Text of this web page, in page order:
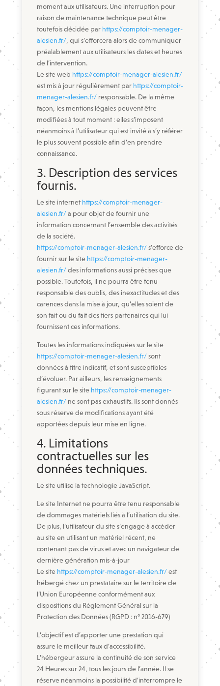
moment aux utilisateurs. Une interruption pour
raison de maintenance technique peut être
toutefois décidée par https://comptoir-menager-
alesien.fr/, qui s’efforcera alors de communiquer
préalablement aux utilisateurs les dates et heures
de l’intervention.
Le site web https://comptoir-menager-alesien.fr/
est mis à jour régulièrement par https://comptoir-
menager-alesien.fr/responsable. De la même
façon, les mentions légales peuvent être
modifiées à tout moment : elles s’imposent
néanmoins à l’utilisateur qui est invité à s’y référer
le plus souvent possible afin d’en prendre
connaissance.
3. Description des services
fournis.
Le site internet https://comptoir-menager-
alesien.fr/a pour objet de fournir une
information concernant l’ensemble des activités
de la société.
https://comptoir-menager-alesien.fr/s’efforce de
fournir sur le site https://comptoir-menager-
alesien.fr/des informations aussi précises que
possible. Toutefois, il ne pourra être tenu
responsable des oublis, des inexactitudes et des
carences dans la mise à jour, qu’elles soient de
son fait ou du fait des tiers partenaires qui lui
fournissent ces informations.
Toutes les informations indiquées sur le site
https://comptoir-menager-alesien.fr/sont
données à titre indicatif, et sont susceptibles
d’évoluer. Par ailleurs, les renseignements
figurant sur le site https://comptoir-menager-
alesien.fr/ne sont pas exhaustifs. Ils sont donnés
sous réserve de modifications ayant été
apportées depuis leur mise en ligne.
4. Limitations
contractuelles sur les
données techniques.
Le site utilise la technologie JavaScript.
Le site Internet ne pourra être tenu responsable
de dommages matériels liés à l’utilisation du site.
De plus, l’utilisateur du site s’engage à accéder
au site en utilisant un matériel récent, ne
contenant pas de virus et avec un navigateur de
dernière génération mis-à-jour
Le site https://comptoir-menager-alesien.fr/est
hébergé chez un prestataire sur le territoire de
l’Union Européenne conformément aux
dispositions du Règlement Général sur la
Protection des Données (RGPD : n° 2016-679)
L’objectif est d’apporter une prestation qui
assure le meilleur taux d’accessibilité.
L’hébergeur assure la continuité de son service
24 Heures sur 24, tous les jours de l’année. Il se
réserve néanmoins la possibilité d’interrompre le